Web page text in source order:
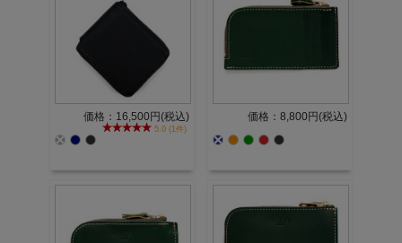
価格：16,500円(税込)
5.0 (1件)
価格：8,800円(税込)